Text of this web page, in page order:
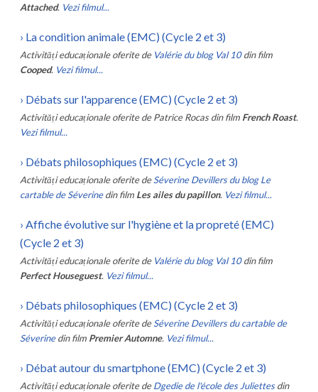
Attached. Vezi filmul...
› La condition animale (EMC) (Cycle 2 et 3)
Activități educaționale oferite de Valérie du blog Val 10 din film
Cooped. Vezi filmul...
› Débats sur l'apparence (EMC) (Cycle 2 et 3)
Activități educaționale oferite de Patrice Rocas din film French Roast.
Vezi filmul...
› Débats philosophiques (EMC) (Cycle 2 et 3)
Activități educaționale oferite de Séverine Devillers du blog Le
cartable de Séverine din film Les ailes du papillon. Vezi filmul...
› Affiche évolutive sur l'hygiène et la propreté (EMC)
(Cycle 2 et 3)
Activități educaționale oferite de Valérie du blog Val 10 din film
Perfect Houseguest. Vezi filmul...
› Débats philosophiques (EMC) (Cycle 2 et 3)
Activități educaționale oferite de Séverine Devillers du cartable de
Séverine din film Premier Automne. Vezi filmul...
› Débat autour du smartphone (EMC) (Cycle 2 et 3)
Activități educaționale oferite de Dgedie de l'école des Juliettes din